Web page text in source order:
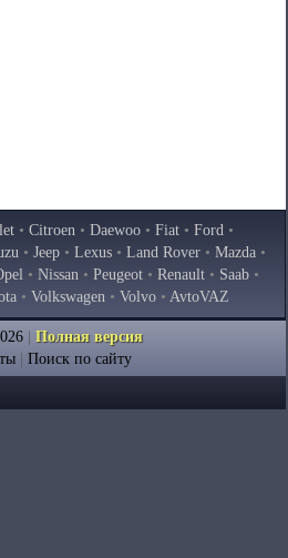
• Citroen • Daewoo • Fiat • Ford •
• Jeep • Lexus • Land Rover • Mazda •
• Nissan • Peugeot • Renault • Saab •
• Volkswagen • Volvo • AvtoVAZ
| Полная версия
| Поиск по сайту